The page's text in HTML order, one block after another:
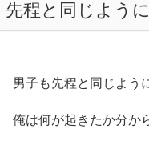
先程と同じよう
男子も先程と同じよう
俺は何が起きたか分か